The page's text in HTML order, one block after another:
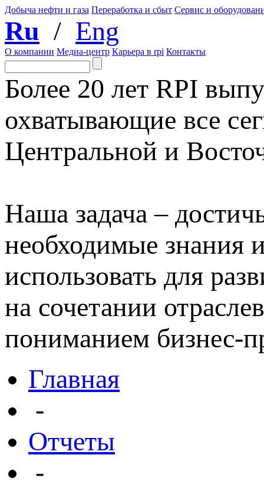
Добыча нефти и газа Переработка и сбыт Сервис и
Ru / Eng
О компании Медиа-центр Карьера в rpi Контакты
Более 20 лет RPI
охватывающие все
Центральной и
Наша задача –
необходимые знания
использовать для
на сочетании
пониманием бизнес-
Главная
-
Отчеты
-